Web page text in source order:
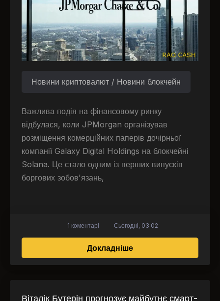
Новини криптовалют / Новини блокчейн
Важлива подія на фінансовому ринку
відбулася, коли JPMorgan організував
розміщення комерційних паперів дочірньої
компанії Galaxy Digital Holdings на блокчейні
Solana. Це стало одним із перших випусків
боргових зобов'язань,
Докладнішепро JPMorgan
1 коментарі Сьогодні, 03:02
Віталік Бутерін прогнозує майбутнє смарт-